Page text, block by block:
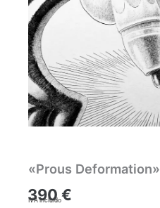
«Prous Deformation»
390€
IVA incluido